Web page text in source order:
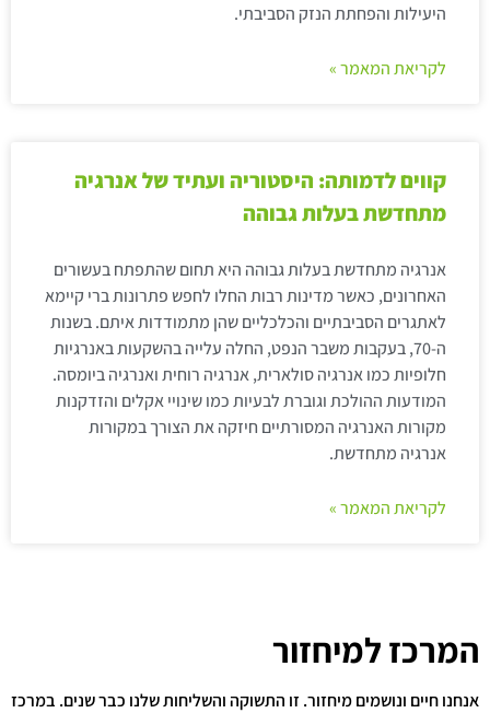
היעילות והפחתת הנזק הסביבתי.
לקריאת המאמר »
קווים לדמותה: היסטוריה ועתיד של אנרגיה
מתחדשת בעלות גבוהה
אנרגיה מתחדשת בעלות גבוהה היא תחום שהתפתח בעשורים
האחרונים, כאשר מדינות רבות החלו לחפש פתרונות ברי קיימא
לאתגרים הסביבתיים והכלכליים שהן מתמודדות איתם. בשנות
ה-70, בעקבות משבר הנפט, החלה עלייה בהשקעות באנרגיות
חלופיות כמו אנרגיה סולארית, אנרגיה רוחית ואנרגיה ביומסה.
המודעות ההולכת וגוברת לבעיות כמו שינויי אקלים והזדקנות
מקורות האנרגיה המסורתיים חיזקה את הצורך במקורות
אנרגיה מתחדשת.
לקריאת המאמר »
המרכז למיחזור
אנחנו חיים ונושמים מיחזור. זו התשוקה והשליחות שלנו כבר שנים. במרכז